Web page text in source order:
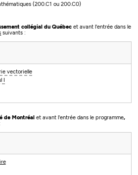
(200.C1 ou 200.C0)
collégial du Québec et avant l'entrée dans le
suivants​​​​​​ :
vectorielle
de Montréal et avant l'entrée dans le programme,